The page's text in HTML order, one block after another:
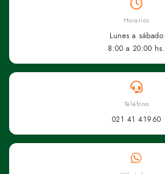
Horarios
Lunes a sábado
8:00 a 20:00 hs.
Teléfono
021 41 41960